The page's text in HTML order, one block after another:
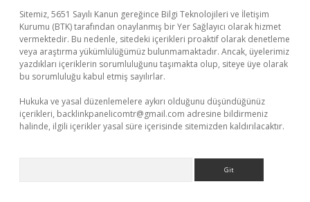
Sitemiz, 5651 Sayılı Kanun gereğince Bilgi Teknolojileri ve İletişim
Kurumu (BTK) tarafından onaylanmış bir Yer Sağlayıcı olarak hizmet
vermektedir. Bu nedenle, sitedeki içerikleri proaktif olarak denetleme
veya araştırma yükümlülüğümüz bulunmamaktadır. Ancak, üyelerimiz
yazdıkları içeriklerin sorumluluğunu taşımakta olup, siteye üye olarak
bu sorumluluğu kabul etmiş sayılırlar.
Hukuka ve yasal düzenlemelere aykırı olduğunu düşündüğünüz
içerikleri, backlinkpanelicomtr@gmail.com adresine bildirmeniz
halinde, ilgili içerikler yasal süre içerisinde sitemizden kaldırılacaktır.